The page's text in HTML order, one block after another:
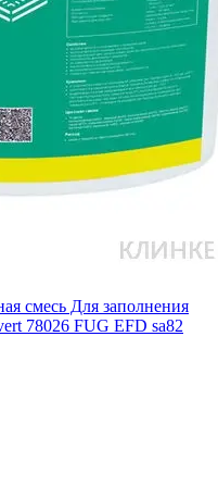
смесь Для заполнения
78026 FUG EFD sa82